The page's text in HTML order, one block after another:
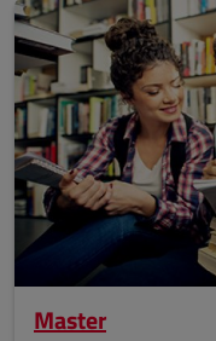
Master